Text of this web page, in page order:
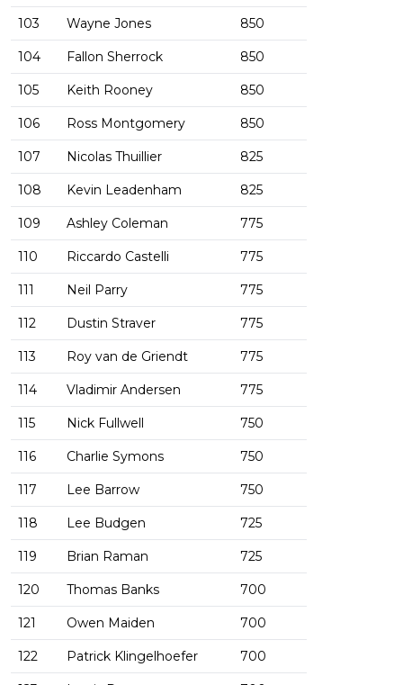
103 Wayne Jones 850
104 Fallon Sherrock 850
105 Keith Rooney 850
106 Ross Montgomery 850
107 Nicolas Thuillier 825
108 Kevin Leadenham 825
109 Ashley Coleman 775
110 Riccardo Castelli 775
111 Neil Parry 775
112 Dustin Straver 775
113 Roy van de Griendt 775
114 Vladimir Andersen 775
115 Nick Fullwell 750
116 Charlie Symons 750
117 Lee Barrow 750
118 Lee Budgen 725
119 Brian Raman 725
120 Thomas Banks 700
121 Owen Maiden 700
122 Patrick Klingelhoefer 700